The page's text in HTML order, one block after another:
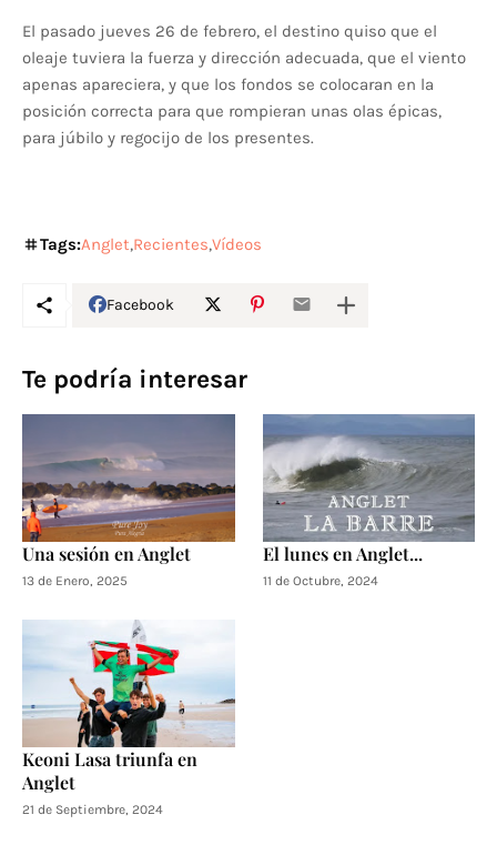
El pasado jueves 26 de febrero, el destino quiso que el
oleaje tuviera la fuerza y dirección adecuada, que el viento
apenas apareciera, y que los fondos se colocaran en la
posición correcta para que rompieran unas olas épicas,
para júbilo y regocijo de los presentes.
Tags:Anglet Recientes Vídeos
Facebook
Te podría interesar
Una sesión en Anglet
13 de Enero, 2025
El lunes en Anglet...
11 de Octubre, 2024
Keoni Lasa triunfa en
Anglet
21 de Septiembre, 2024